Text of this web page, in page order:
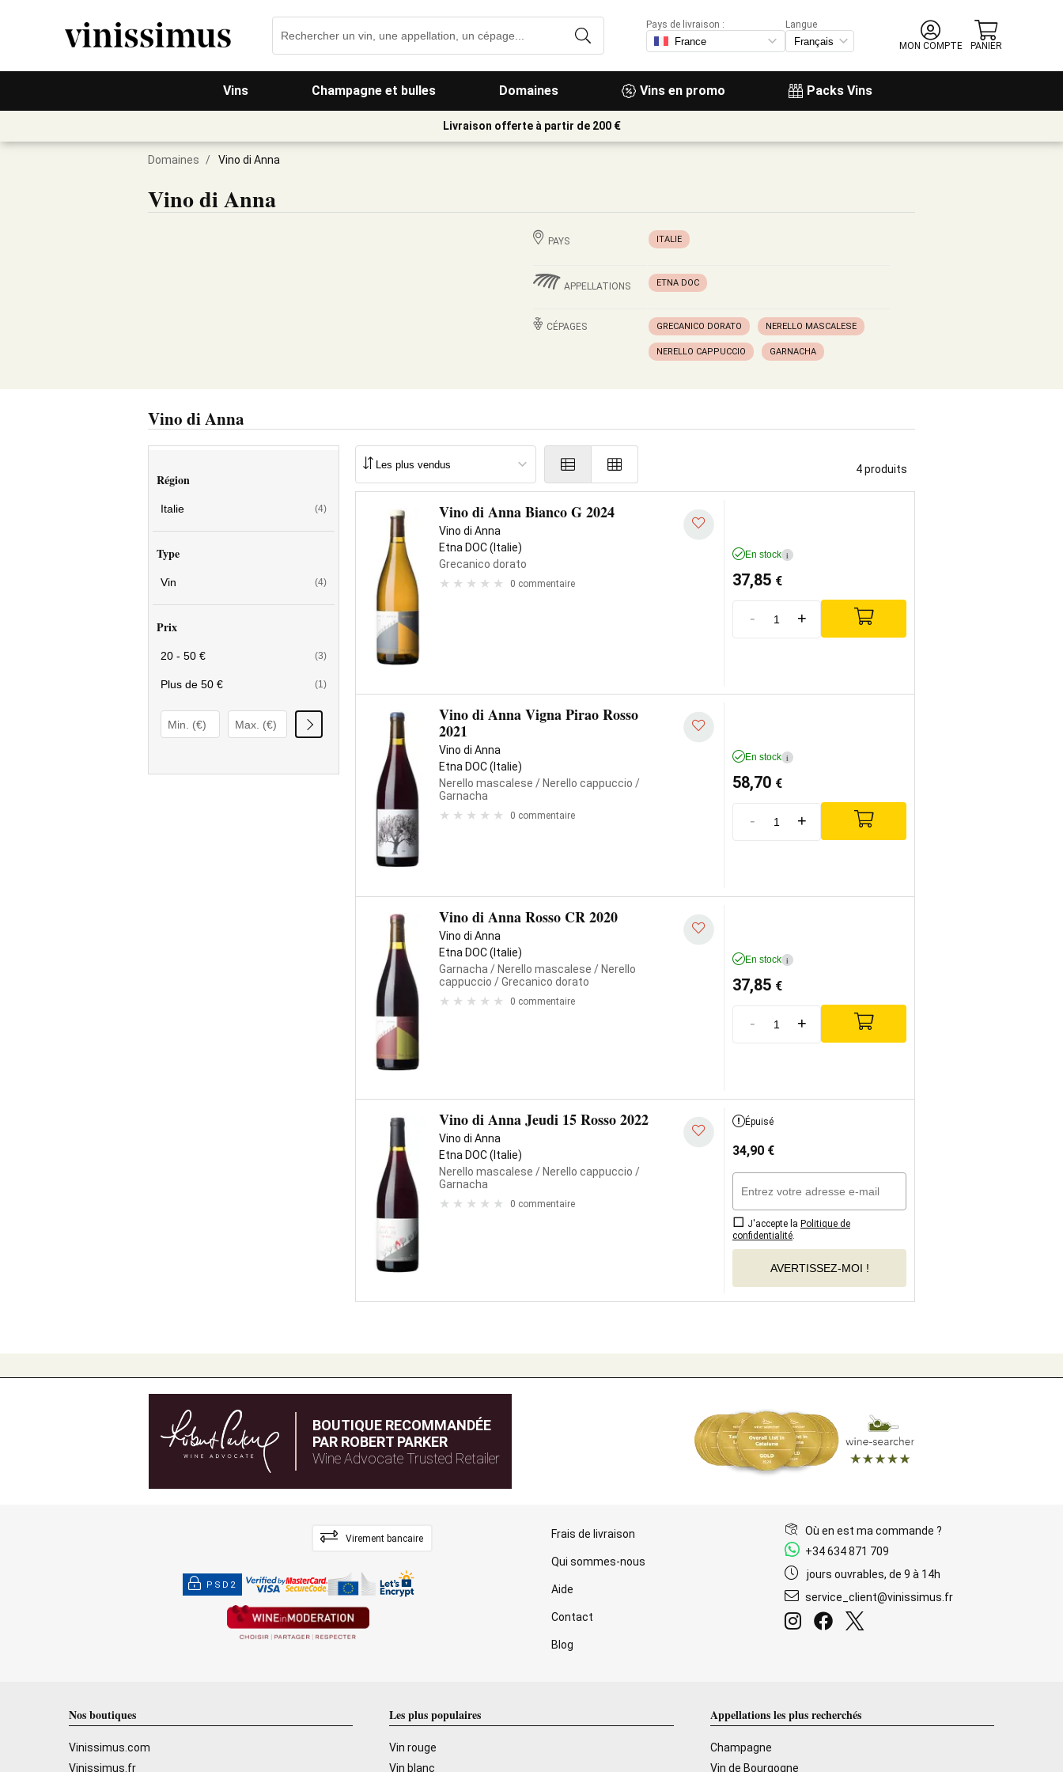
Vins Champagne et bulles Domaines Vins en promo Packs Vins
Pays de livraison :
Langue
MON COMPTE
PANIER
Livraison offerte à partir de 200 €
Domaines / Vino di Anna
Vino di Anna
PAYS ITALIE
APPELLATIONS ETNA DOC
CÉPAGES GRECANICO DORATO NERELLO MASCALESE
NERELLO CAPPUCCIO GARNACHA
Vino di Anna
Région
Italie (4)
Type
Vin (4)
Prix
20 - 50 € (3)
Plus de 50 € (1)
4 produits
Vino di Anna Bianco G 2024
Vino di Anna
Etna DOC (Italie)
Grecanico dorato
0 commentaire
En stock i
37,85 €
- +
Vino di Anna Vigna Pirao Rosso
2021
Vino di Anna
Etna DOC (Italie)
Nerello mascalese / Nerello cappuccio /
Garnacha
0 commentaire
En stock i
58,70 €
- +
Vino di Anna Rosso CR 2020
Vino di Anna
Etna DOC (Italie)
Garnacha / Nerello mascalese / Nerello
cappuccio / Grecanico dorato
0 commentaire
En stock i
37,85 €
- +
Vino di Anna Jeudi 15 Rosso 2022
Vino di Anna
Etna DOC (Italie)
Nerello mascalese / Nerello cappuccio /
Garnacha
0 commentaire
Épuisé
34,90 €
J'accepte la Politique de
confidentialité
AVERTISSEZ-MOI !
BOUTIQUE RECOMMANDÉE
PAR ROBERT PARKER
Wine Advocate Trusted Retailer
Virement bancaire
PSD2
Frais de livraison
Qui sommes-nous
Aide
Contact
Blog
Où en est ma commande ?
+34 634 871 709
jours ouvrables, de 9 à 14h
service_client@vinissimus.fr
Nos boutiques
Vinissimus.com
Vinissimus.fr
Les plus populaires
Vin rouge
Vin blanc
Appellations les plus recherchés
Champagne
Vin de Bourgogne